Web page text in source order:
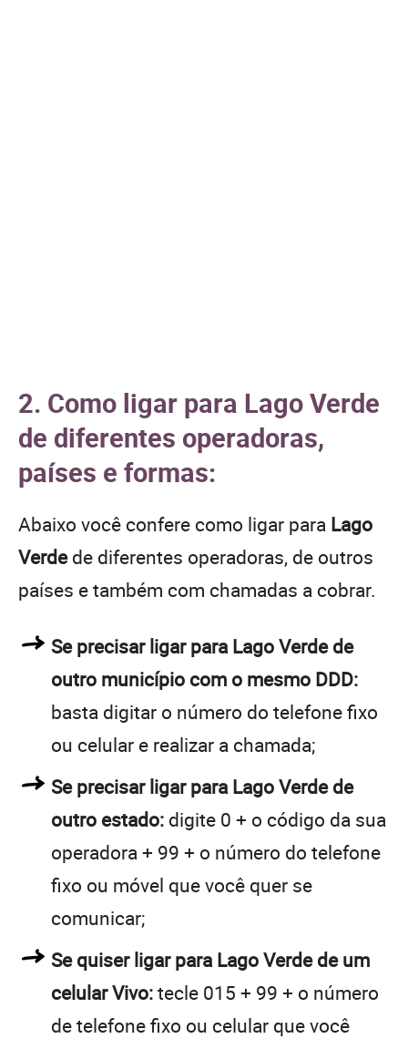
2. Como ligar para Lago Verde
de diferentes operadoras,
países e formas:
Abaixo você confere como ligar para Lago
Verdede diferentes operadoras, de outros
países e também com chamadas a cobrar.
Se precisar ligar para Lago Verde de
outro município com o mesmo DDD:
basta digitar o número do telefone fixo
ou celular e realizar a chamada;
Se precisar ligar para Lago Verde de
outro estado: digite 0 + o código da sua
operadora + 99 + o número do telefone
fixo ou móvel que você quer se
comunicar;
Se quiser ligar para Lago Verde de um
celular Vivo:tecle 015 + 99 + o número
de telefone fixo ou celular que você